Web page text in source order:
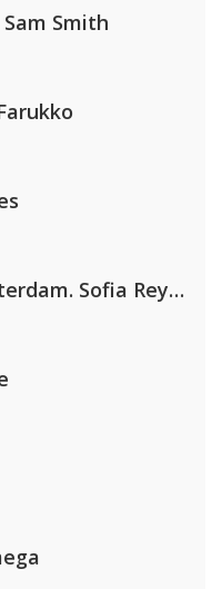
Smith
Kris Kross Amsterdam. Sofia Reyes & Tinie Tempah